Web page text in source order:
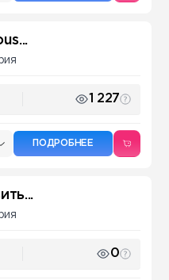
1 227
ПОДРОБНЕЕ
0